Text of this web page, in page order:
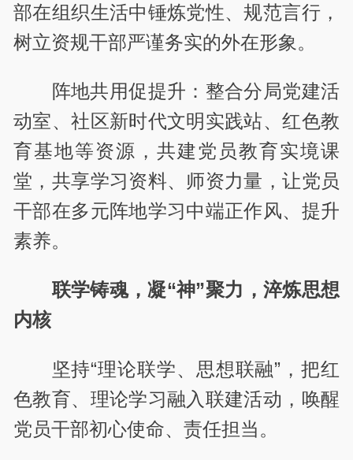
部在组织生活中锤炼党性、规范言行，
树立资规干部严谨务实的外在形象。
阵地共用促提升：整合分局党建活
动室、社区新时代文明实践站、红色教
育基地等资源，共建党员教育实境课
堂，共享学习资料、师资力量，让党员
干部在多元阵地学习中端正作风、提升
素养。
联学铸魂，凝“神”聚力，淬炼思想
内核
坚持“理论联学、思想联融”，把红
色教育、理论学习融入联建活动，唤醒
党员干部初心使命、责任担当。